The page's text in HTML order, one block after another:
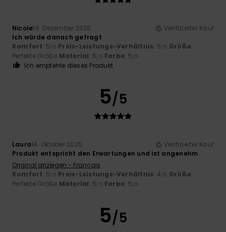
Nicole19. Dezember 2025
Verifizierter Kauf
Ich würde danach gefragt
Komfort: 5/5 Preis-Leistungs-Verhältnis: 5/5 Größe:
Perfekte Größe Material: 5/5 Farbe: 5/5
Ich empfehle dieses Produkt
5/5
Laura14. Oktober 2025
Verifizierter Kauf
Produkt entspricht den Erwartungen und ist angenehm
Original anzeigen - Français
Komfort: 5/5 Preis-Leistungs-Verhältnis: 4/5 Größe:
Perfekte Größe Material: 5/5 Farbe: 5/5
5/5